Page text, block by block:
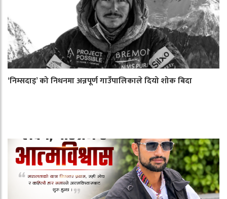
‘निम्सदाइ’ को निधनमा अन्नपूर्ण गाउँपालिकाले दियो शोक बिदा